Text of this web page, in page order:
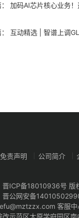
加码AI芯片核心业务
互动精选 | 智谱上调
免责声明 公司简介
晋ICP备18010936号 版
晋公网安备
客服
改示范区太原学府园区